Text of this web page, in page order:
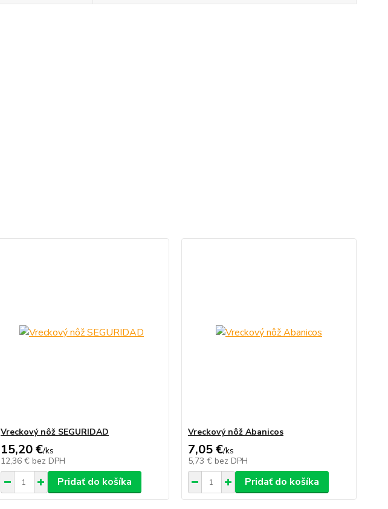
Vreckový nôž SEGURIDAD
15,20 €/ks
12,36 € bez DPH
Pridať do košíka
Vreckový nôž Abanicos
7,05 €/ks
5,73 € bez DPH
Pridať do košíka